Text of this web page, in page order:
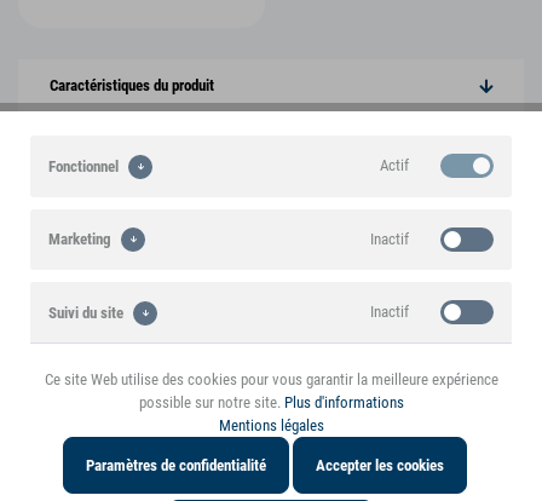
Caractéristiques du produit
Informations sur le produit
Vous pourriez également être intéressé par
Fonctionnel Actif
Marketing Inactif
Suivi du site Inactif
Personnalisation Inactif
Ce site Web utilise des cookies pour vous garantir la meilleure expérience
possible sur notre site. Plus d'informations
Mentions légales
Paramètres de confidentialité Accepter les cookies